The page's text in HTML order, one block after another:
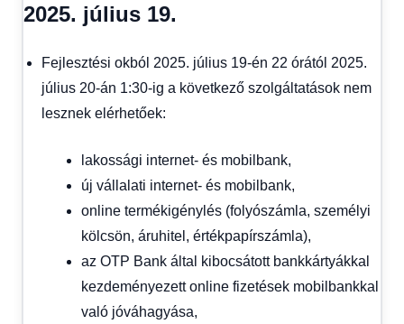
2025. július 19.
Fejlesztési okból 2025. július 19-én 22 órától 2025.
július 20-án 1:30-ig a következő szolgáltatások nem
lesznek elérhetőek:
lakossági internet- és mobilbank,
új vállalati internet- és mobilbank,
online termékigénylés (folyószámla, személyi
kölcsön, áruhitel, értékpapírszámla),
az OTP Bank által kibocsátott bankkártyákkal
kezdeményezett online fizetések mobilbankkal
való jóváhagyása,